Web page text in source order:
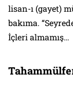
lisan-ı (gayet)
bakıma.
İçleri almamış…